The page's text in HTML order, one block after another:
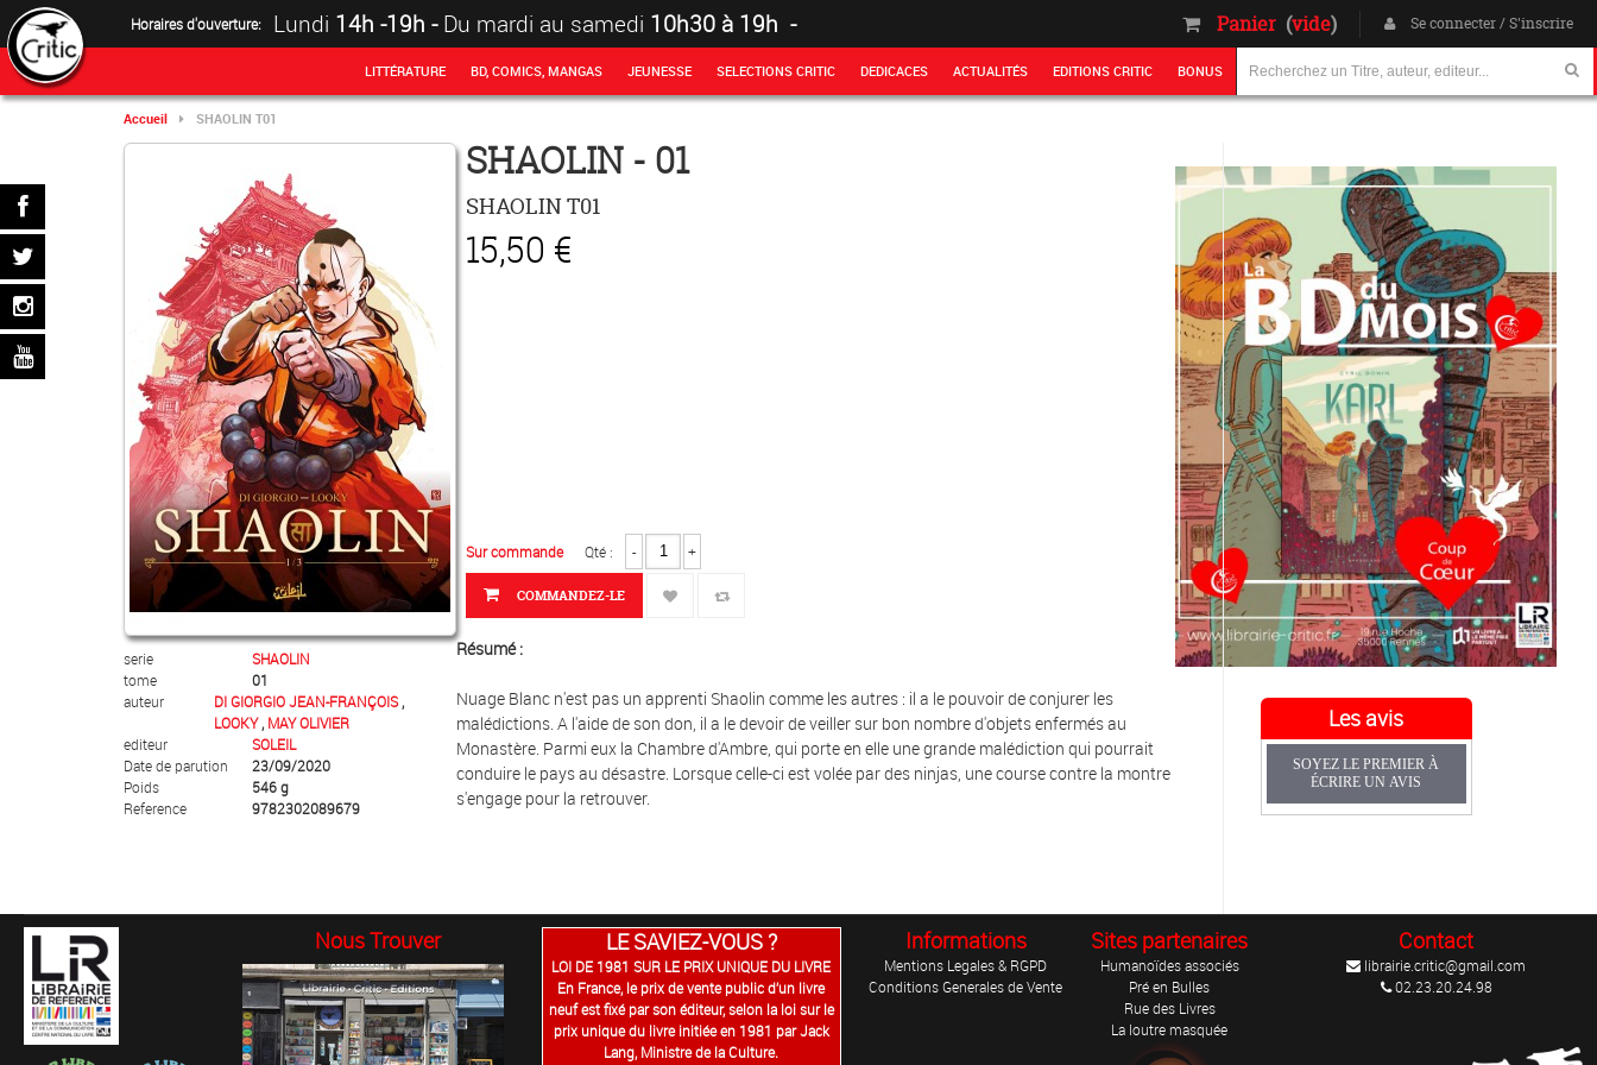
Horaires d'ouverture: Lundi 14h -19h - Du mardi au samedi 10h30 à 19h - Se connecter / S'inscrire
Panier (vide)
LITTÉRATURE BD, COMICS, MANGAS JEUNESSE SELECTIONS CRITIC DEDICACES ACTUALITÉS EDITIONS CRITIC BONUS
Accueil SHAOLIN T01
serie
SHAOLIN
tome
01
auteur
DI GIORGIO JEAN-FRANÇOIS,
LOOKY, MAY OLIVIER
editeur
SOLEIL
Date de parution
23/09/2020
Poids
546 g
Reference
9782302089679
SHAOLIN - 01
SHAOLIN T01
15,50 €
Sur commande Qté : - +
COMMANDEZ-LE
Résumé :
Nuage Blanc n'est pas un apprenti Shaolin comme les autres : il a le pouvoir de conjurer les
malédictions. A l'aide de son don, il a le devoir de veiller sur bon nombre d'objets enfermés au
Monastère. Parmi eux la Chambre d'Ambre, qui porte en elle une grande malédiction qui pourrait
conduire le pays au désastre. Lorsque celle-ci est volée par des ninjas, une course contre la montre
s'engage pour la retrouver.
Les avis
SOYEZ LE PREMIER À
ÉCRIRE UN AVIS
Nous Trouver LE SAVIEZ-VOUS ?
LOI DE 1981 SUR LE PRIX UNIQUE DU LIVRE
En France, le prix de vente public d’un livre
neuf est fixé par son éditeur, selon la loi sur le
prix unique du livre initiée en 1981 par Jack
Lang, Ministre de la Culture.
Informations
Mentions Legales & RGPD
Conditions Generales de Vente
Sites partenaires
Humanoïdes associés
Pré en Bulles
Rue des Livres
La loutre masquée
Contact
librairie.critic@gmail.com
02.23.20.24.98